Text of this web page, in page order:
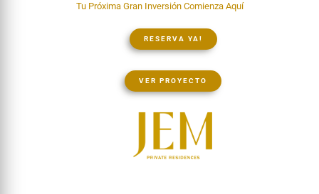
Tu Próxima Gran Inversión Comienza Aquí
RESERVA YA!
VER PROYECTO